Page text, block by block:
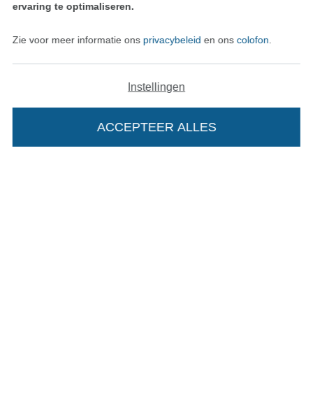
Wissel naar de Duitse shop
ervaring te optimaliseren.
Zie voor meer informatie ons privacybeleid en ons colofon
Instellingen
ACCEPTEER ALLES